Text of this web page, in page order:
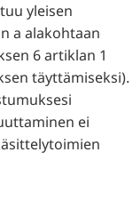
yleisen
a alakohtaan
6 artiklan 1
täyttämiseksi).
ei